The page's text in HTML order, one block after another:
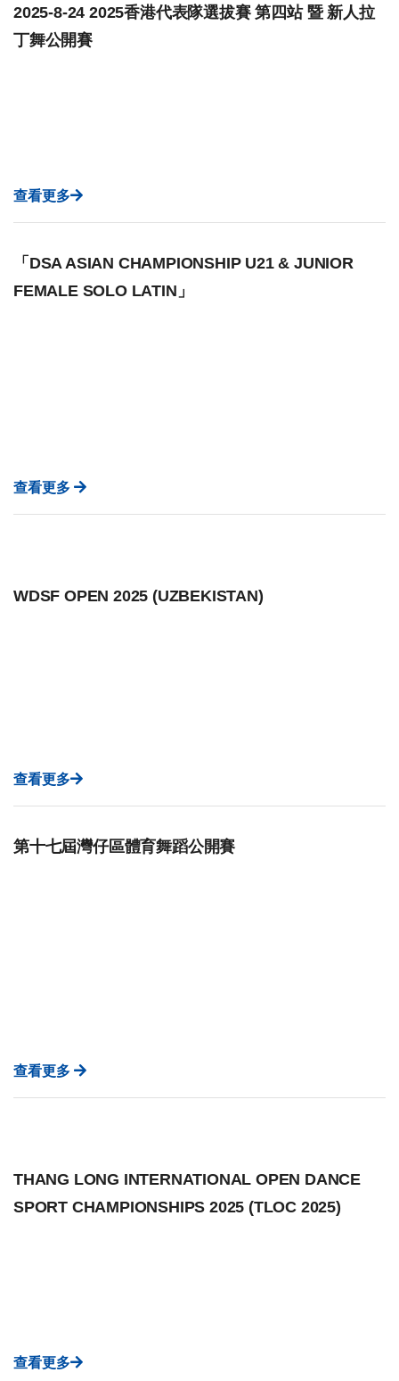
2025-8-24 2025香港代表隊選拔賽 第四站 暨 新人拉
丁舞公開賽
查看更多
「DSA ASIAN CHAMPIONSHIP U21 & JUNIOR
FEMALE SOLO LATIN」
查看更多
WDSF OPEN 2025 (UZBEKISTAN)
查看更多
第十七屆灣仔區體育舞蹈公開賽
查看更多
THANG LONG INTERNATIONAL OPEN DANCE
SPORT CHAMPIONSHIPS 2025 (TLOC 2025)
查看更多